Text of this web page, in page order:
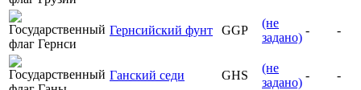
Гернсийский фунт GGP
(не
задано)
- -
Ганский седи GHS
(не
задано)
- -